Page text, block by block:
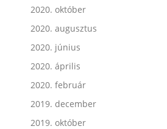
2020. október
2020. augusztus
2020. június
2020. április
2020. február
2019. december
2019. október